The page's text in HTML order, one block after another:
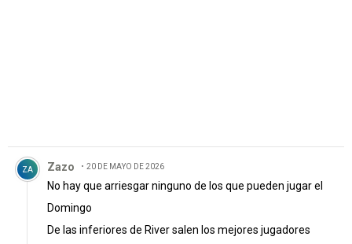
Comentario de Zazo.
ZA Zazo 20 DE MAYO DE 2026
No hay que arriesgar ninguno de los que pueden jugar el
Domingo
De las inferiores de River salen los mejores jugadores